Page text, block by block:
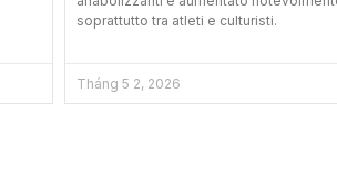
soprattutto tra atleti e culturisti.
Tháng 5 2, 2026